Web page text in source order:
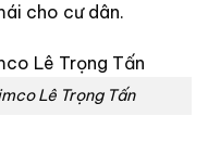
cho cư dân.
Lê Trọng Tấn